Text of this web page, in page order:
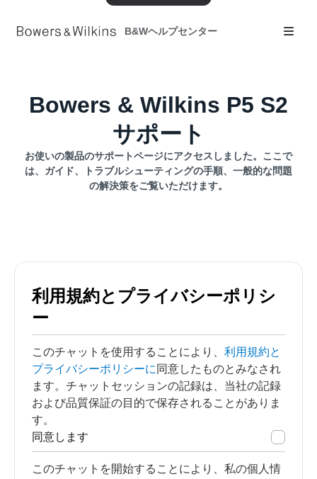
B&Wヘルプセンター
Bowers & Wilkins P5 S2
サポート
お使いの製品のサポートページにアクセスしました。ここで
は、ガイド、トラブルシューティングの手順、一般的な問題
の解決策をご覧いただけます。
利用規約とプライバシーポリシ
ー
このチャットを使用することにより、 利用規約と
プライバシーポリシーに 同意したものとみなされ
ます。チャットセッションの記録は、当社の記録
および品質保証の目的で保存されることがありま
す。
同意します
このチャットを開始することにより、私の個人情